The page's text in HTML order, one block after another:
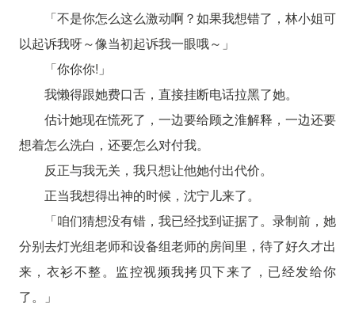
「不是你怎么这么激动啊？如果我想错了，林小姐可
以起诉我呀～像当初起诉我一眼哦～」
「你你你!」
我懒得跟她费口舌，直接挂断电话拉黑了她。
估计她现在慌死了，一边要给顾之淮解释，一边还要
想着怎么洗白，还要怎么对付我。
反正与我无关，我只想让他她付出代价。
正当我想得出神的时候，沈宁儿来了。
「咱们猜想没有错，我已经找到证据了。录制前，她
分别去灯光组老师和设备组老师的房间里，待了好久才出
来，衣衫不整。监控视频我拷贝下来了，已经发给你
了。」